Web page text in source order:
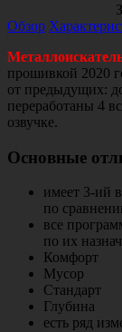
Обзор
прошивкой 2020
от предыдущих:
переработаны 4
озвучке.
Основные
имеет 3-ий
по
все
по их
Комфорт
Мусор
Стандарт
Глубина
есть ряд